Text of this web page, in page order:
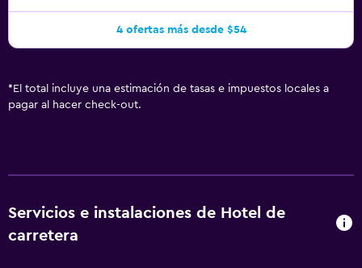
4 ofertas más desde $54
* El total incluye una estimación de tasas e impuestos locales a
pagar al hacer check-out.
Servicios e instalaciones de Hotel de
carretera